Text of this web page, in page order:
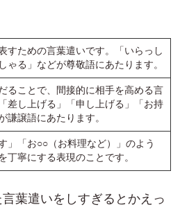
すための言葉遣いです。「いらっし
ゃる」などが尊敬語にあたります。
ることで、間接的に相手を高める言
差し上げる」「申し上げる」「お持
謙譲語にあたります。
」「お○○（お料理など）」のよう
丁寧にする表現のことです。
葉遣いをしすぎるとかえっ